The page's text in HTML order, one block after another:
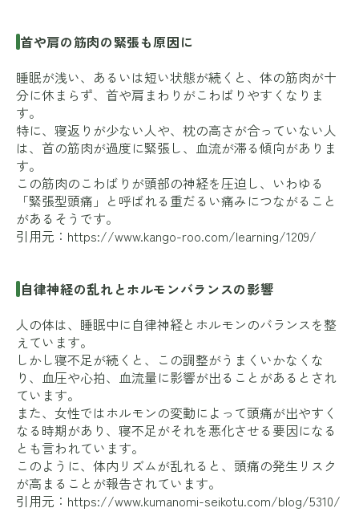
首や肩の筋肉の緊張も原因に
睡眠が浅い、あるいは短い状態が続くと、体の筋肉が十
分に休まらず、首や肩まわりがこわばりやすくなりま
す。
特に、寝返りが少ない人や、枕の高さが合っていない人
は、首の筋肉が過度に緊張し、血流が滞る傾向がありま
す。
この筋肉のこわばりが頭部の神経を圧迫し、いわゆる
「緊張型頭痛」と呼ばれる重だるい痛みにつながること
があるそうです。
引用元： https://www.kango-roo.com/learning/1209/
自律神経の乱れとホルモンバランスの影響
人の体は、睡眠中に自律神経とホルモンのバランスを整
えています。
しかし寝不足が続くと、この調整がうまくいかなくな
り、血圧や心拍、血流量に影響が出ることがあるとされ
ています。
また、女性ではホルモンの変動によって頭痛が出やすく
なる時期があり、寝不足がそれを悪化させる要因になる
とも言われています。
このように、体内リズムが乱れると、頭痛の発生リスク
が高まることが報告されています。
引用元： https://www.kumanomi-seikotu.com/blog/5310/